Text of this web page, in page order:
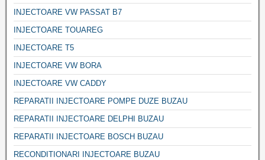
INJECTOARE VW PASSAT B7
INJECTOARE TOUAREG
INJECTOARE T5
INJECTOARE VW BORA
INJECTOARE VW CADDY
REPARATII INJECTOARE POMPE DUZE BUZAU
REPARATII INJECTOARE DELPHI BUZAU
REPARATII INJECTOARE BOSCH BUZAU
RECONDITIONARI INJECTOARE BUZAU